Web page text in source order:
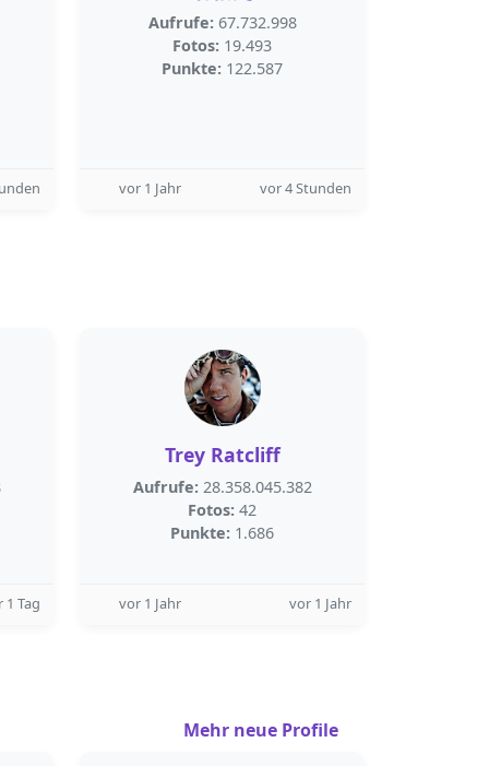
Aufrufe: 67.732.998
Fotos: 19.493
Punkte: 122.587
vor 1 Jahr vor 4 Stunden
1 Tag
Trey Ratcliff
Aufrufe: 28.358.045.382
Fotos: 42
Punkte: 1.686
vor 1 Jahr vor 1 Jahr
Mehr neue Profile